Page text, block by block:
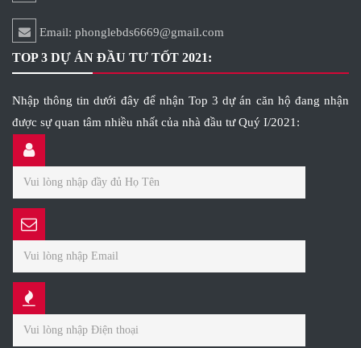
Email: phonglebds6669@gmail.com
TOP 3 DỰ ÁN ĐẦU TƯ TỐT 2021:
Nhập thông tin dưới đây để nhận Top 3 dự án căn hộ đang nhận
được sự quan tâm nhiều nhất của nhà đầu tư Quý I/2021: